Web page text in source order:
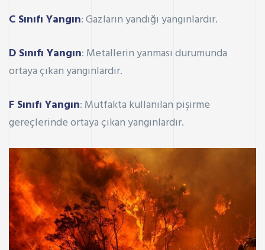
C Sınıfı Yangın: Gazların yandığı yangınlardır.
D Sınıfı Yangın: Metallerin yanması durumunda
ortaya çıkan yangınlardır.
F Sınıfı Yangın: Mutfakta kullanılan pişirme
gereçlerinde ortaya çıkan yangınlardır.